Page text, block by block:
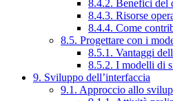
8.4.2. Benefici del
8.4.3. Risorse
8.4.4. Come
8.5. Progettare con i
8.5.1. Vantaggi
8.5.2. I modelli di
9. Sviluppo dell’interfaccia
9.1. Approccio allo